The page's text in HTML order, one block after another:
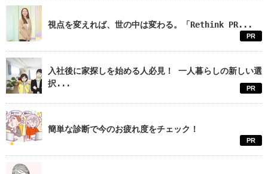
視点を変えれば、世の中は変わる。「Rethink PR...
PR
入社後に家探しを始める人必見！ 一人暮らしの新しい選
択...
PR
簡単な診断で今のお疲れ度をチェック！
PR